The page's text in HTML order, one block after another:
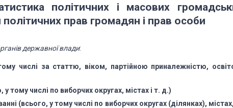
політичних і масових
політичних прав громадян і прав особи
державної влади:
числі за статтю, віком, партійною приналежністю,
у тому числі по виборчих округах, містах і т. д.)
(всього, у тому числі по виборчих округах (ділянках),